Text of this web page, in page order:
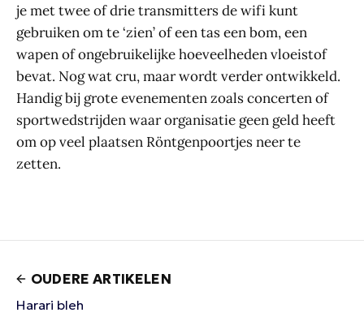
je met twee of drie transmitters de wifi kunt
gebruiken om te ‘zien’ of een tas een bom, een
wapen of ongebruikelijke hoeveelheden vloeistof
bevat. Nog wat cru, maar wordt verder ontwikkeld.
Handig bij grote evenementen zoals concerten of
sportwedstrijden waar organisatie geen geld heeft
om op veel plaatsen Röntgenpoortjes neer te
zetten.
OUDERE ARTIKELEN
Harari bleh